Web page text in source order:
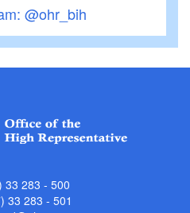
@ohr_bih
33 283 - 500
33 283 - 501